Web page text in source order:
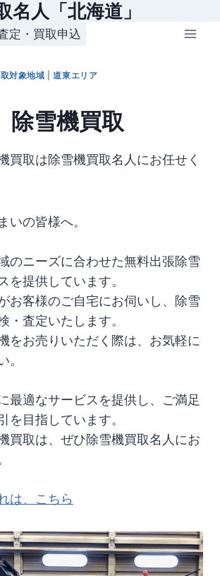
名人「北海道」
定・買取申込
対象地域 |道東エリア
雪機買取
買取は除雪機買取名人にお任せく
いの皆様へ。
のニーズに合わせた無料出張除雪
を提供しています。
お客様のご自宅にお伺いし、除雪
・査定いたします。
をお売りいただく際は、お気軽に
。
最適なサービスを提供し、ご満足
を目指しています。
買取は、ぜひ除雪機買取名人にお
は、こちら